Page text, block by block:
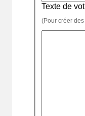
Texte de
(Pour créer